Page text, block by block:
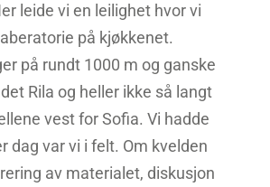
leide vi en leilighet hvor vi
på kjøkkenet.
på rundt 1000 m og ganske
Rila og heller ikke så langt
vest for Sofia. Vi hadde
dag var vi i felt. Om kvelden
av materialet, diskusjon